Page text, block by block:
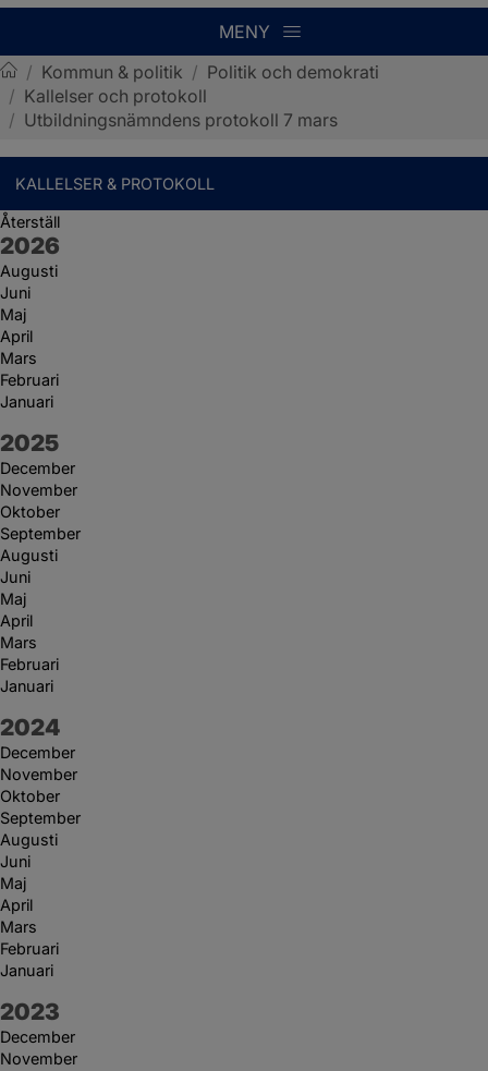
MENY
Sotenäs kommun
/ Kommun & politik / Politik och demokrati
/ Kallelser och protokoll
/ Utbildningsnämndens protokoll 7 mars
KALLELSER & PROTOKOLL
Återställ
År:
2026
Augusti
Juni
Maj
April
Mars
Februari
Januari
År:
2025
December
November
Oktober
September
Augusti
Juni
Maj
April
Mars
Februari
Januari
År:
2024
December
November
Oktober
September
Augusti
Juni
Maj
April
Mars
Februari
Januari
År:
2023
December
November